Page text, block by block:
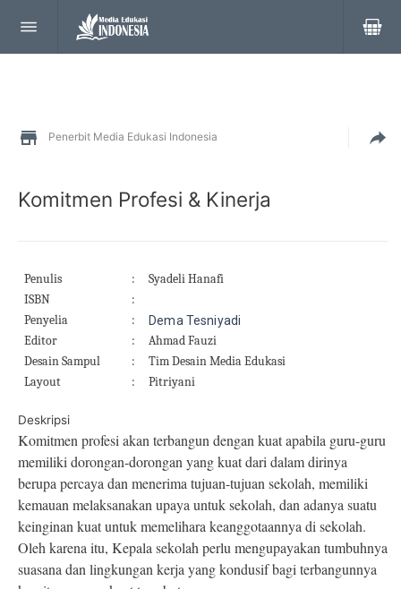
Penerbit Media Edukasi Indonesia
Komitmen Profesi & Kinerja
Penulis :
Syadeli Hanafi
ISBN
:
Penyelia
: Dema Tesniyadi
Editor :
Ahmad Fauzi
Desain Sampul
:
Tim Desain Media Edukasi
Layout
: Pitriyani
Deskripsi
Komitmen profesi akan terbangun dengan kuat apabila guru-guru
memiliki dorongan-dorongan yang kuat dari dalam dirinya
berupa percaya dan menerima tujuan-tujuan sekolah, memiliki
kemauan melaksanakan upaya untuk sekolah, dan adanya suatu
keinginan kuat untuk memelihara keanggotaannya di sekolah.
Oleh karena itu, Kepala sekolah perlu mengupayakan tumbuhnya
suasana dan lingkungan kerja yang kondusif bagi terbangunnya